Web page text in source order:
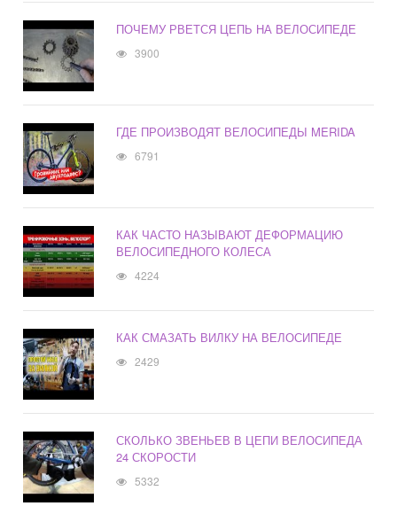
ПОЧЕМУ РВЕТСЯ ЦЕПЬ НА ВЕЛОСИПЕДЕ
3900
ГДЕ ПРОИЗВОДЯТ ВЕЛОСИПЕДЫ MERIDA
6791
КАК ЧАСТО НАЗЫВАЮТ ДЕФОРМАЦИЮ
ВЕЛОСИПЕДНОГО КОЛЕСА
4224
КАК СМАЗАТЬ ВИЛКУ НА ВЕЛОСИПЕДЕ
2429
СКОЛЬКО ЗВЕНЬЕВ В ЦЕПИ ВЕЛОСИПЕДА
24 СКОРОСТИ
5332